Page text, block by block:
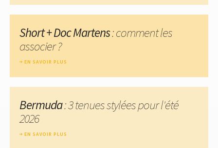
Short + Doc Martens: comment les
associer ?
EN SAVOIR PLUS
Bermuda: 3 tenues stylées pour l'été
2026
EN SAVOIR PLUS